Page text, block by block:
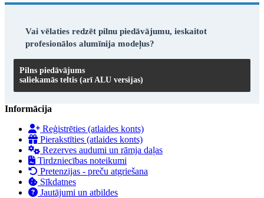
Vai vēlaties redzēt pilnu piedāvājumu, ieskaitot
profesionālos alumīnija modeļus?
Pilns piedāvājums
saliekamās teltis (arī ALU versijas)
Informācija
Reģistrēties (atlaides konts)
Pierakstīties (atlaides konts)
Rezerves audumi un rāmja daļas
Tirdzniecības noteikumi
Pretenzijas - preču atgriešana
Sīkdatnes
Jautājumi un atbildes